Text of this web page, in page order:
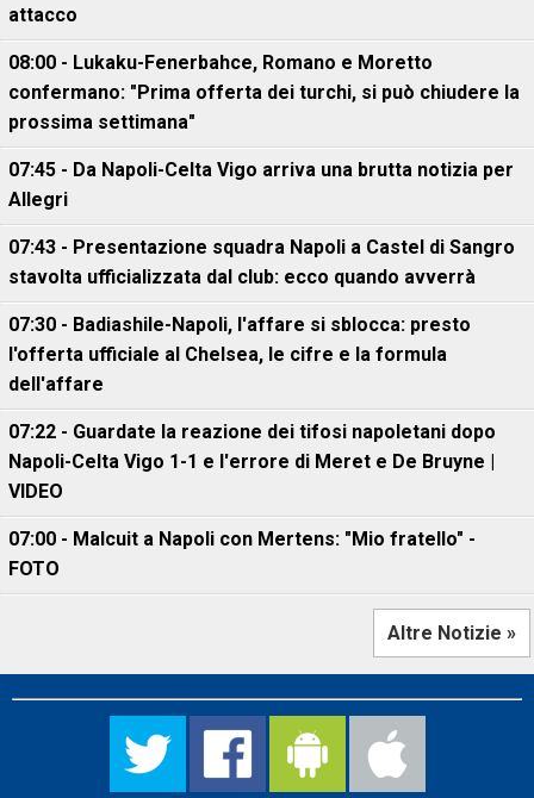
attacco
08:00 - Lukaku-Fenerbahce, Romano e Moretto
confermano: "Prima offerta dei turchi, si può chiudere la
prossima settimana"
07:45 - Da Napoli-Celta Vigo arriva una brutta notizia per
Allegri
07:43 - Presentazione squadra Napoli a Castel di Sangro
stavolta ufficializzata dal club: ecco quando avverrà
07:30 - Badiashile-Napoli, l'affare si sblocca: presto
l'offerta ufficiale al Chelsea, le cifre e la formula
dell'affare
07:22 - Guardate la reazione dei tifosi napoletani dopo
Napoli-Celta Vigo 1-1 e l'errore di Meret e De Bruyne |
VIDEO
07:00 - Malcuit a Napoli con Mertens: "Mio fratello" -
FOTO
Altre Notizie »